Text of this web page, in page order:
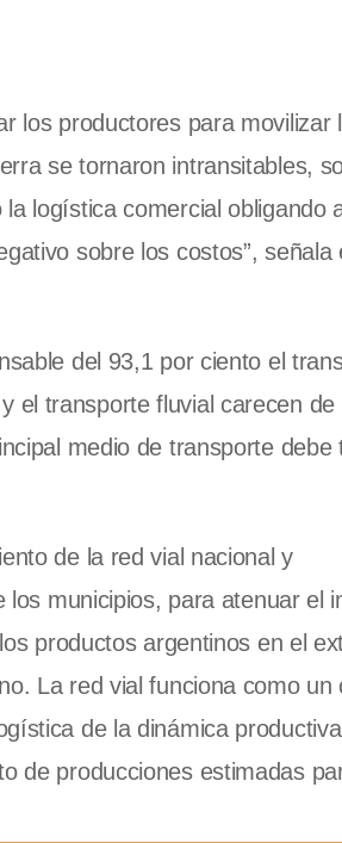
los productores para movilizar
se tornaron intransitables,
logística comercial obligando
sobre los costos”, señala
del 93,1 por ciento el
el transporte fluvial carecen de
medio de transporte debe
de la red vial nacional y
municipios, para atenuar el
productos argentinos en el
La red vial funciona como un
de la dinámica
de producciones estimadas